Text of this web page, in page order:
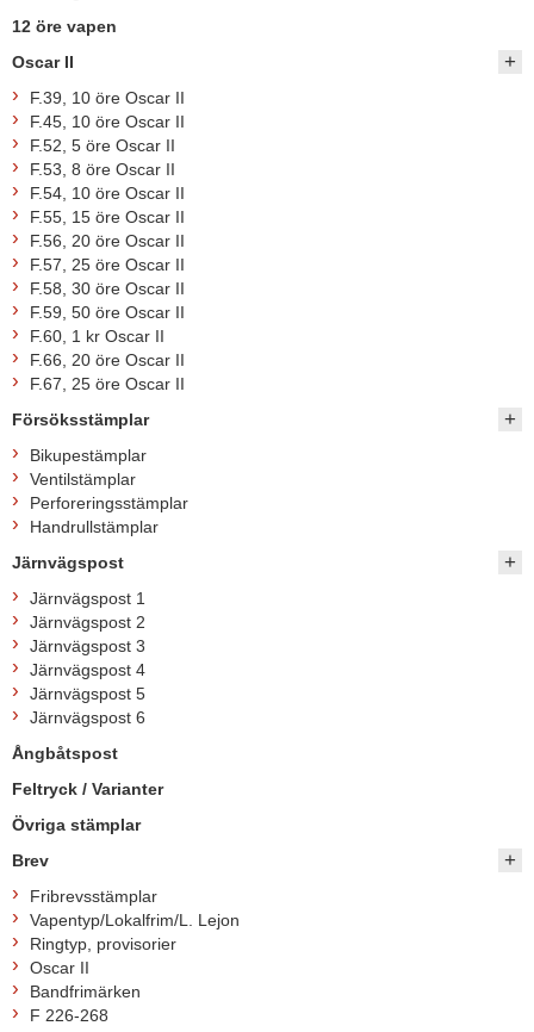
12 öre vapen
Oscar II
F.39, 10 öre Oscar II
F.45, 10 öre Oscar II
F.52, 5 öre Oscar II
F.53, 8 öre Oscar II
F.54, 10 öre Oscar II
F.55, 15 öre Oscar II
F.56, 20 öre Oscar II
F.57, 25 öre Oscar II
F.58, 30 öre Oscar II
F.59, 50 öre Oscar II
F.60, 1 kr Oscar II
F.66, 20 öre Oscar II
F.67, 25 öre Oscar II
Försöksstämplar
Bikupestämplar
Ventilstämplar
Perforeringsstämplar
Handrullstämplar
Järnvägspost
Järnvägspost 1
Järnvägspost 2
Järnvägspost 3
Järnvägspost 4
Järnvägspost 5
Järnvägspost 6
Ångbåtspost
Feltryck / Varianter
Övriga stämplar
Brev
Fribrevsstämplar
Vapentyp/Lokalfrim/L. Lejon
Ringtyp, provisorier
Oscar II
Bandfrimärken
F 226-268